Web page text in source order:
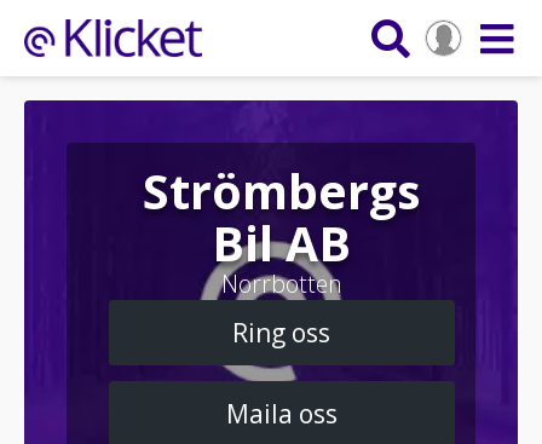
Strömbergs
Bil AB
Norrbotten
Ring oss
Maila oss